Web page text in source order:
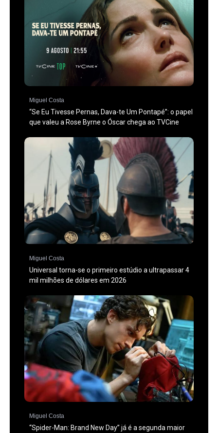
Miguel Costa
“Se Eu Tivesse Pernas, Dava-te Um Pontapé”: o papel
que valeu a Rose Byrne o Óscar chega ao TVCine
Miguel Costa
Universal torna-se o primeiro estúdio a ultrapassar 4
mil milhões de dólares em 2026
Miguel Costa
“Spider-Man: Brand New Day” já é a segunda maior